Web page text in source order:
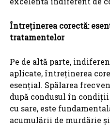
Întreținerea corectă:
tratamentelor
Pe de altă parte,
aplicate, întreținerea
esențial. Spălarea
după condusul în
cu sare, este
acumulării de murdărie